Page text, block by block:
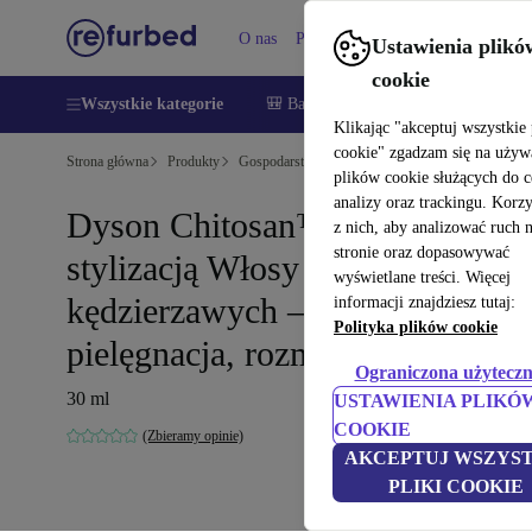
Ustawienia
cookie
Klikając "akceptuj
cookie" zgadzam się na
plików cookie służących do
analizy oraz trackingu.
z nich, aby analizować ruch
stronie oraz dopasowywać
wyświetlane treści. Więcej
informacji znajdziesz tutaj:
Polityka plików cookie
Ograniczona
USTAWIENIA
COOKIE
AKCEPTUJ
PLIKI COOKIE
O nas Pomoc
Wszystkie kategorie 🎒 Back to school
Strona główna Produkty Gospodarstwo domowe Akcesoria do urządzeń
Dyson Chitosan™ Krem przed
stylizacją Włosy kręcone do
kędzierzawych – lekka
pielęgnacja, rozmiar podróżny
30 ml
(Zbieramy opinie)